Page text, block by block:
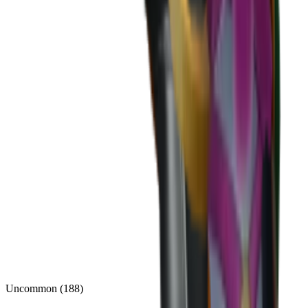
Uncommon (188)